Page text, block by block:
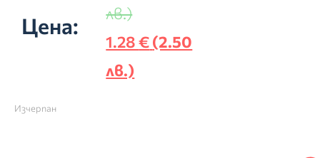
Цена:
лв.)
1.28€(2.50
лв.)
Изчерпан